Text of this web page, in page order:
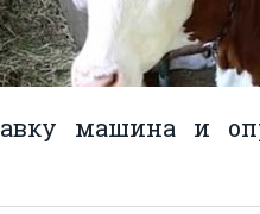
машина и